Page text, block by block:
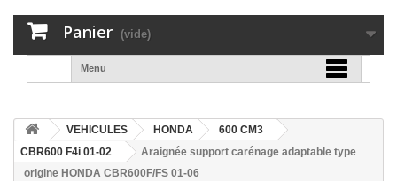
Panier (vide)
Menu
VEHICULES HONDA
600 CM3
CBR600 F4i 01-02
Araignée support carénage adaptable type
origine HONDA CBR600F/FS 01-06